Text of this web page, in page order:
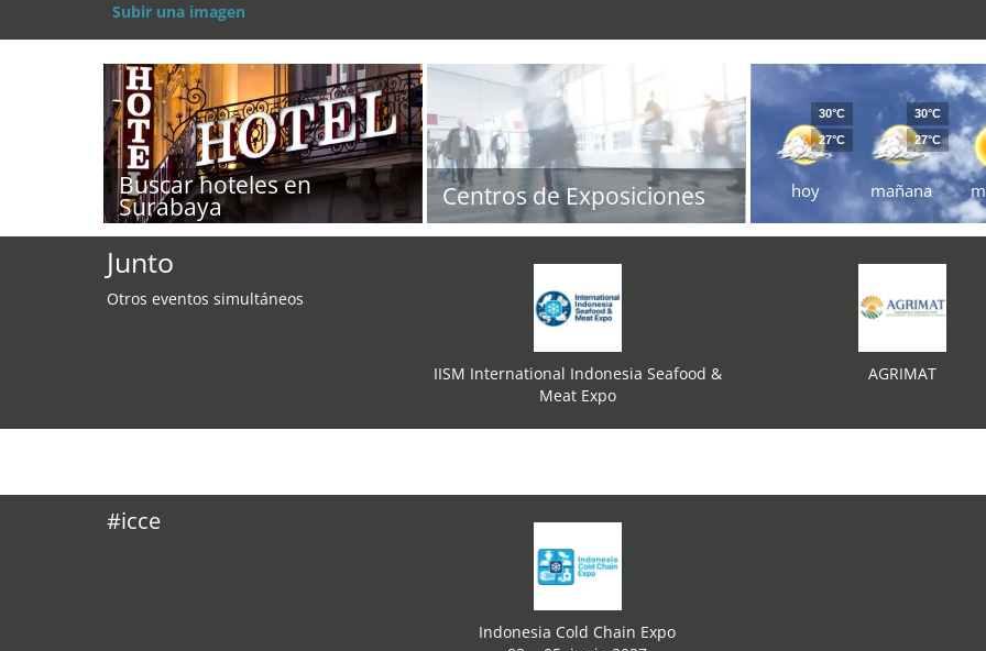
Subir una imagen
Buscar hoteles en
Surabaya Centros de Exposiciones hoy
30°C
27°C
mañana
30°C
27°C
Junto
Otros eventos simultáneos
IISM International Indonesia Seafood &
Meat Expo
AGRIMAT
#icce
Indonesia Cold Chain Expo